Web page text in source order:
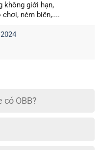
không giới hạn,
ném biên,....
có OBB?